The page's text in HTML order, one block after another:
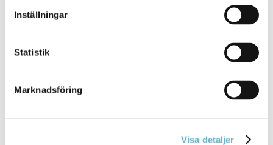
Inställningar
Statistik
Marknadsföring
Visa detaljer
Martin Ahola
Fritidsledare
martin.ahola1@bromolla.se
Fritidsledare Tunnan